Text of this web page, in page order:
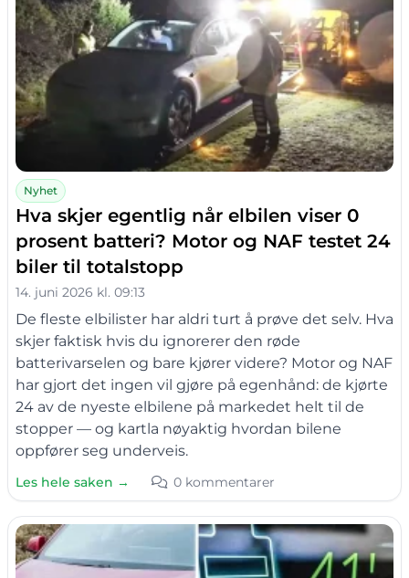
Nyhet
Hva skjer egentlig når elbilen viser 0
prosent batteri? Motor og NAF testet 24
biler til totalstopp
14. juni 2026 kl. 09:13
De fleste elbilister har aldri turt å prøve det selv. Hva
skjer faktisk hvis du ignorerer den røde
batterivarselen og bare kjører videre? Motor og NAF
har gjort det ingen vil gjøre på egenhånd: de kjørte
24 av de nyeste elbilene på markedet helt til de
stopper — og kartla nøyaktig hvordan bilene
oppfører seg underveis.
Les hele saken → 0 kommentarer